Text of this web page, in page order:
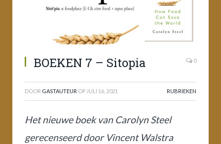
BOEKEN 7 – Sitopia 0
DOOR GASTAUTEUR OP JULI 16, 2021 RUBRIEKEN
Het nieuwe boek van Carolyn Steel
gerecenseerd door Vincent Walstra